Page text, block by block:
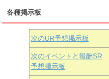
黒澤ダイヤ
朝香果林 近江彼方
各種掲示板
次のUR予想掲示板
次のイベントと報酬SR
予想掲示板